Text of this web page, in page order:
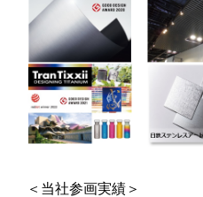
＜当社参画実績＞